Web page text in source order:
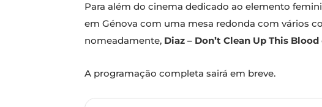
Para além do cinema dedicado ao elemento
em Génova com uma mesa redonda com vários
nomeadamente, Diaz – Don’t Clean Up This Blood
A programação completa sairá em breve.